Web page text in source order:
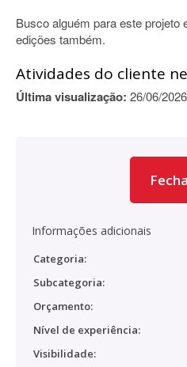
Busco alguém para este projeto
edições também.
Atividades do cliente
Última visualização: 26/06/
Informações adicionais
Categoria:
Subcategoria:
Orçamento:
Nível de experiência:
Visibilidade: